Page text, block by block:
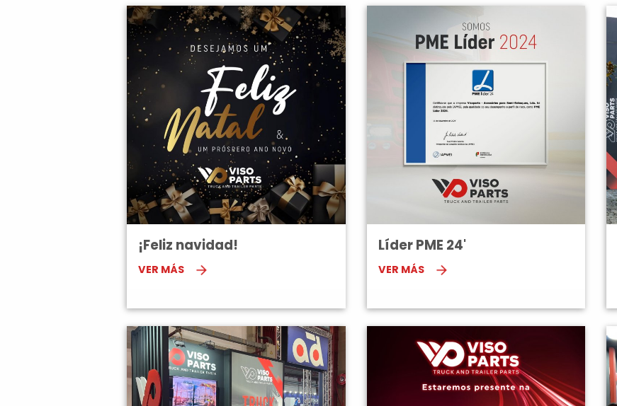
¡Feliz navidad!
VER MÁS
Líder PME 24'
VER MÁS